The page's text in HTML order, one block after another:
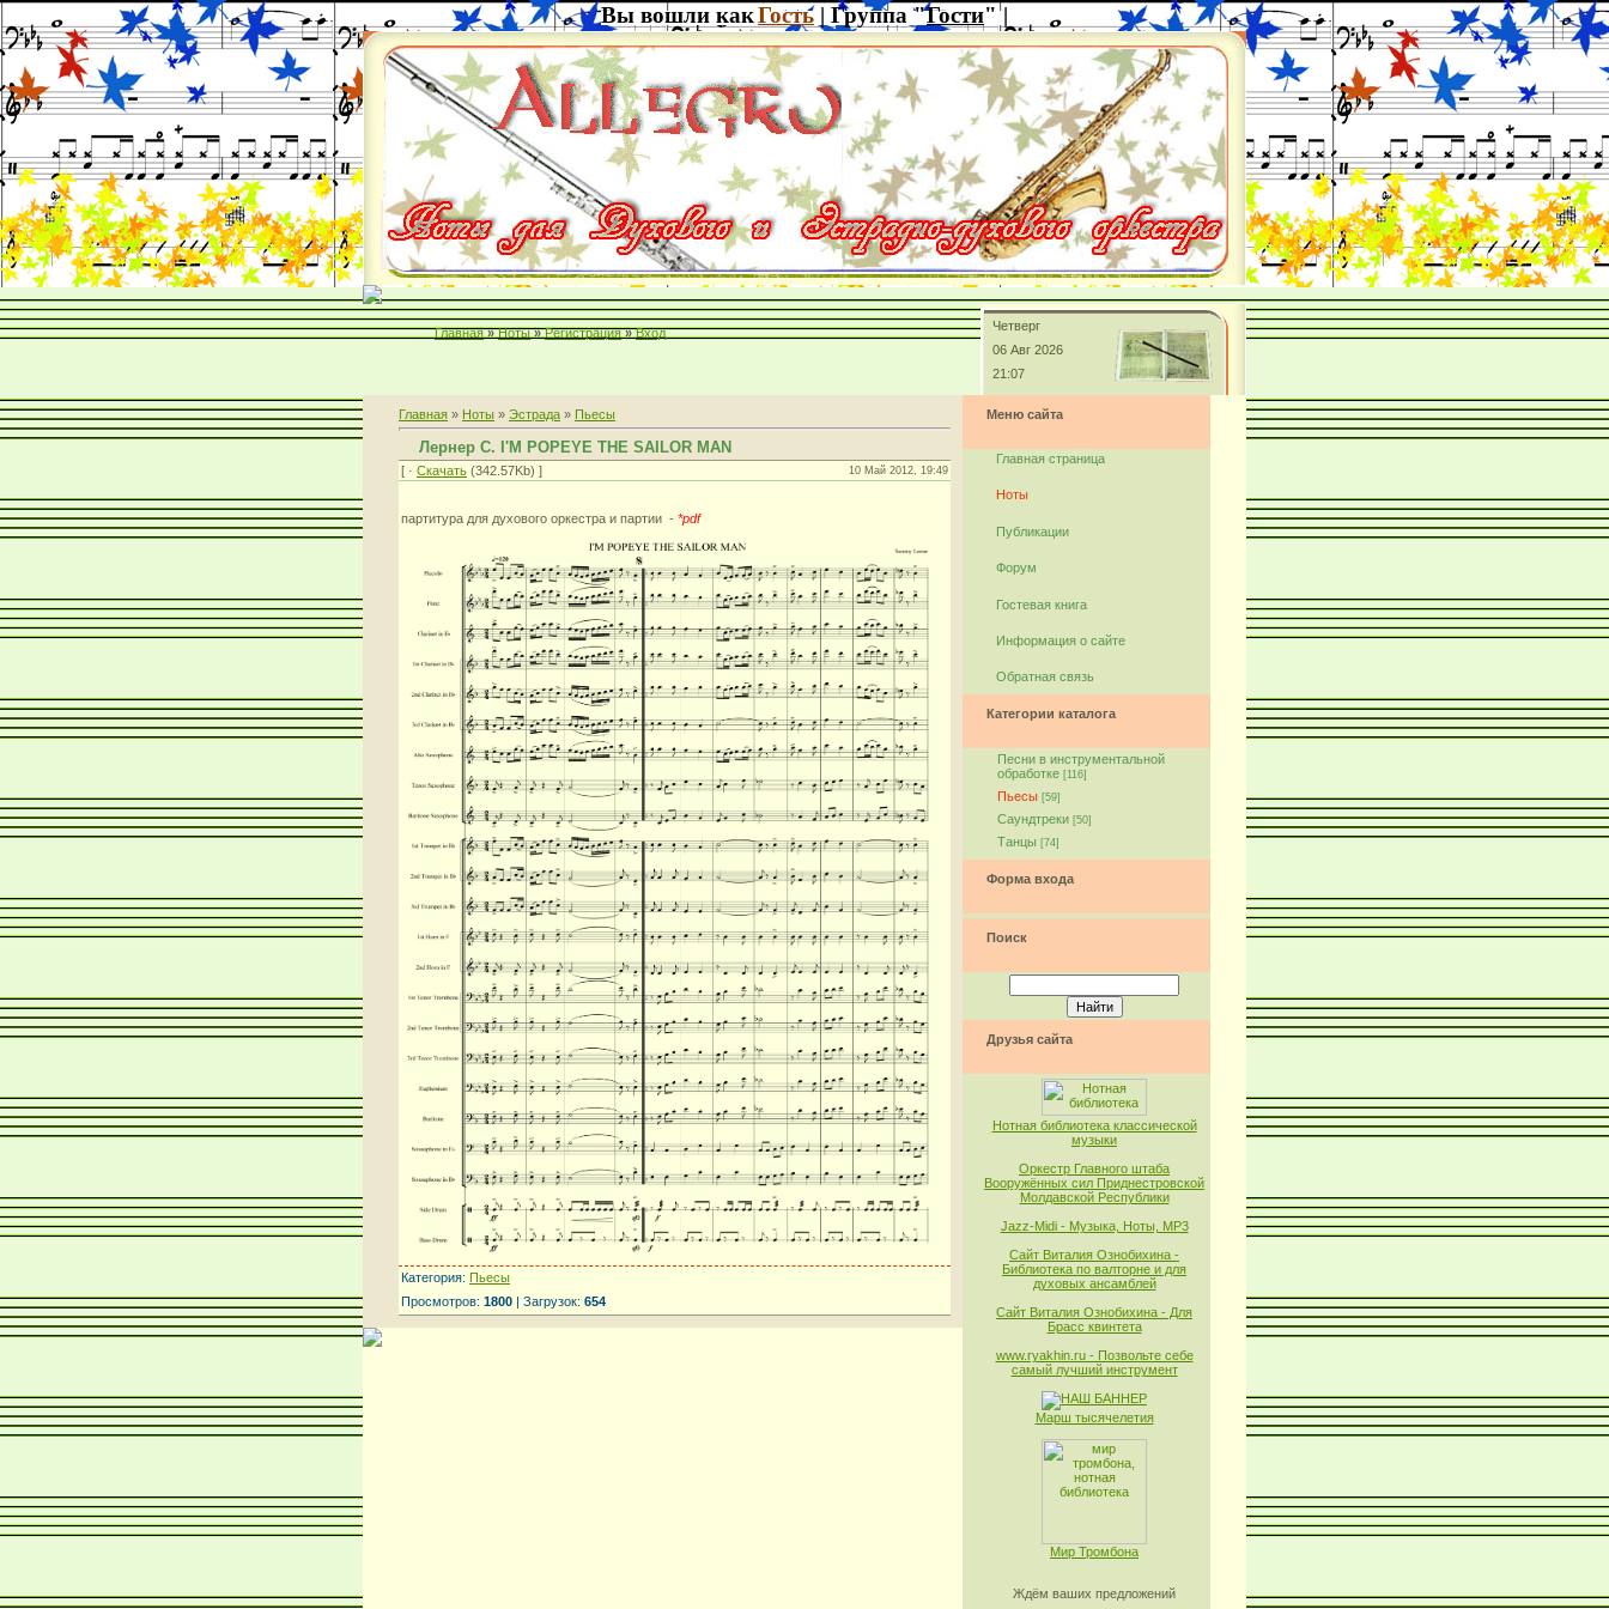
Вы вошли какГость | Группа "Гости" |
Главная » Ноты » Регистрация » Вход
Четверг
06 Авг 2026
21:07
Главная » Ноты » Эстрада » Пьесы
Лернер С. I'M POPEYE THE SAILOR MAN
[ · Скачать (342.57Kb) ] 10 Май 2012, 19:49
партитура для духового оркестра и партии - *pdf
Категория: Пьесы
Просмотров: 1800 | Загрузок: 654
Меню сайта
Главная страница
Ноты
Публикации
Форум
Гостевая книга
Информация о сайте
Обратная связь
Категории каталога
Песни в инструментальной
обработке [116]
Пьесы [59]
Саундтреки [50]
Танцы [74]
Форма входа
Поиск
Друзья сайта
Нотная библиотека классической
музыки
Оркестр Главного штаба
Вооружённых сил Приднестровской
Молдавской Республики
Jazz-Midi - Музыка, Ноты, MP3
Сайт Виталия Ознобихина -
Библиотека по валторне и для
духовых ансамблей
Сайт Виталия Ознобихина - Для
Брасс квинтета
www.ryakhin.ru - Позвольте себе
самый лучший инструмент
Марш тысячелетия
Мир Тромбона
Ждём ваших предложений